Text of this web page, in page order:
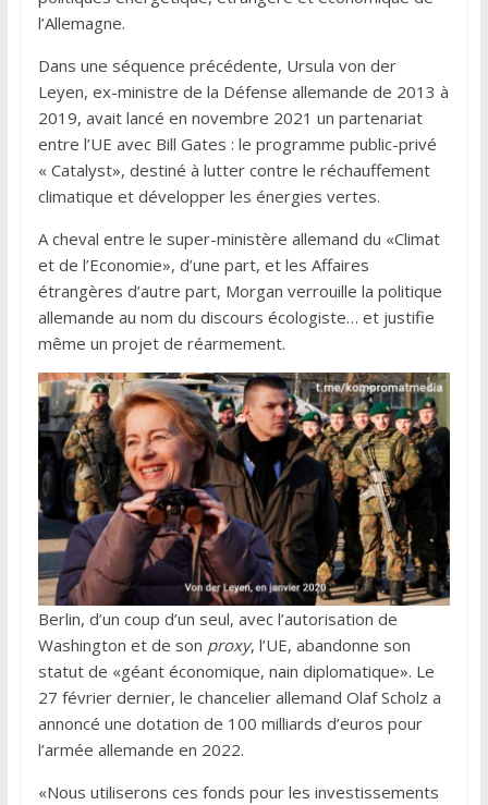
l’Allemagne.
Dans une séquence précédente, Ursula von der
Leyen, ex-ministre de la Défense allemande de 2013 à
2019, avait lancé en novembre 2021 un partenariat
entre l’UE avec Bill Gates : le programme public-privé
« Catalyst», destiné à lutter contre le réchauffement
climatique et développer les énergies vertes.
A cheval entre le super-ministère allemand du «Climat
et de l’Economie», d’une part, et les Affaires
étrangères d’autre part, Morgan verrouille la politique
allemande au nom du discours écologiste… et justifie
même un projet de réarmement.
Berlin, d’un coup d’un seul, avec l’autorisation de
Washington et de son proxy, l’UE, abandonne son
statut de «géant économique, nain diplomatique». Le
27 février dernier, le chancelier allemand Olaf Scholz a
annoncé une dotation de 100 milliards d’euros pour
l’armée allemande en 2022.
«Nous utiliserons ces fonds pour les investissements